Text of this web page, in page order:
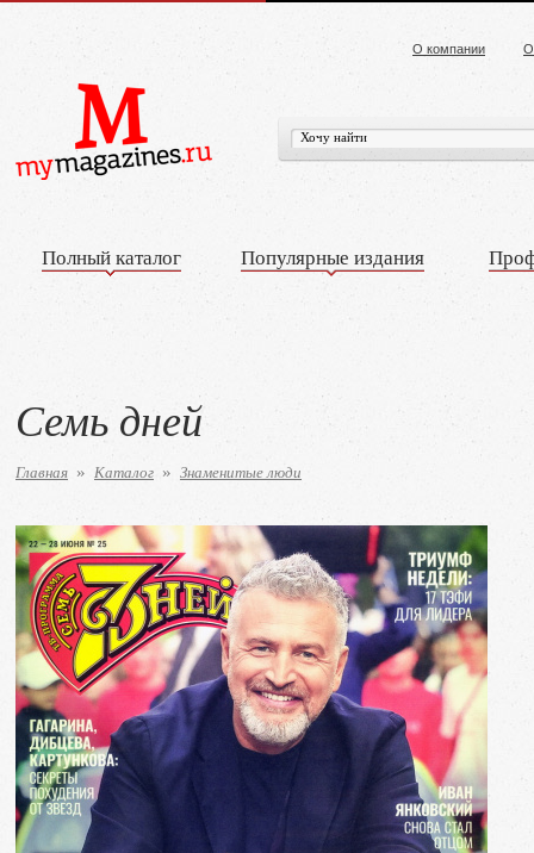
О компании
Полный каталог Популярные издания
Семь дней
Главная » Каталог » Знаменитые люди